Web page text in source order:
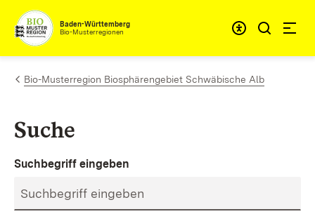
Zum Inhalt springen
Baden-Württemberg
Bio-Musterregionen
Bio-Musterregion Biosphärengebiet Schwäbische Alb
Suche
Suchbegriff eingeben